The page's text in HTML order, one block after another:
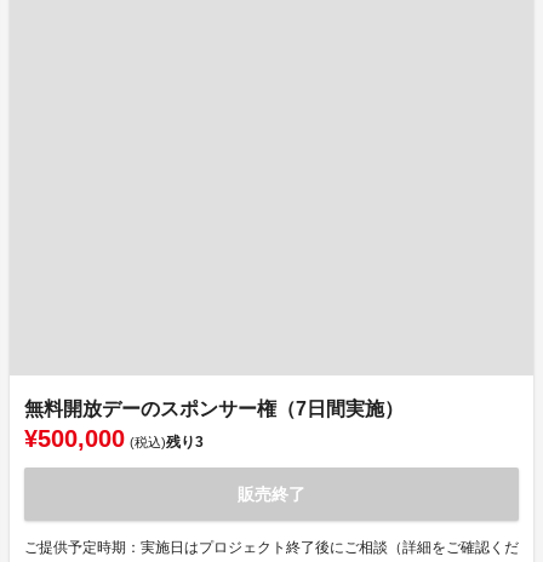
無料開放デーのスポンサー権（7日間実施）
¥500,000 (税込)残り3
販売終了
ご提供予定時期：実施日はプロジェクト終了後にご相談（詳細をご確認くだ